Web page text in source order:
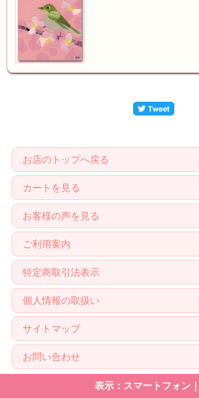
お店のトップへ戻る
カートを見る
お客様の声を見る
ご利用案内
特定商取引法表示
個人情報の取扱い
サイトマップ
お問い合わせ
表示：スマートフォン｜